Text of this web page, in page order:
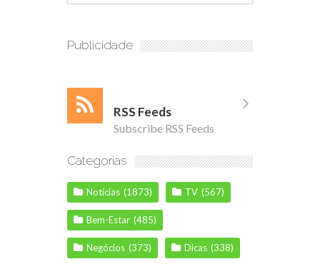
Publicidade
RSS Feeds
Subscribe RSS Feeds
Categorias
Notícias (1873) TV (567)
Bem-Estar (485)
Negócios (373) Dicas (338)